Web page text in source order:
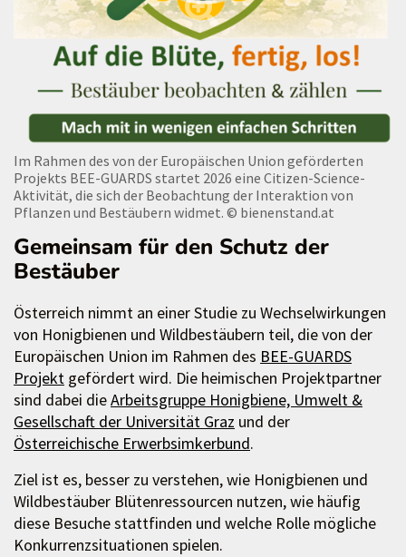
Im Rahmen des von der Europäischen Union geförderten
Projekts BEE-GUARDS startet 2026 eine Citizen-Science-
Aktivität, die sich der Beobachtung der Interaktion von
Pflanzen und Bestäubern widmet. © bienenstand.at
Gemeinsam für den Schutz der
Bestäuber
Österreich nimmt an einer Studie zu Wechselwirkungen
von Honigbienen und Wildbestäubern teil, die von der
Europäischen Union im Rahmen des BEE-GUARDS
Projekt gefördert wird. Die heimischen Projektpartner
sind dabei dieArbeitsgruppe Honigbiene, Umwelt &
Gesellschaft der Universität Graz und der
Österreichische Erwerbsimkerbund.
Ziel ist es, besser zu verstehen, wie Honigbienen und
Wildbestäuber Blütenressourcen nutzen, wie häufig
diese Besuche stattfinden und welche Rolle mögliche
Konkurrenzsituationen spielen.